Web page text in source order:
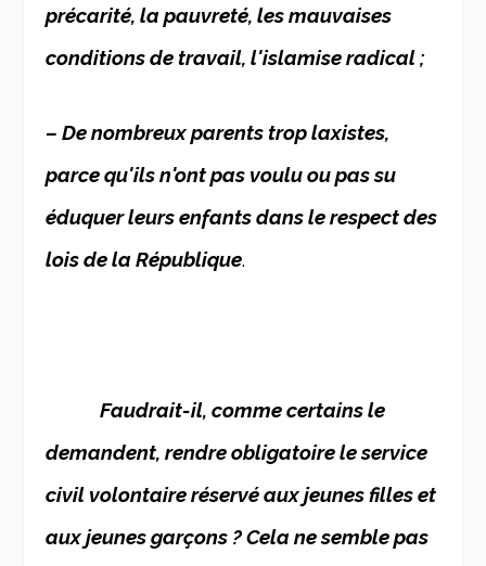
précarité, la pauvreté, les mauvaises
conditions de travail, l'islamise radical ;
– De nombreux parents trop laxistes,
parce qu'ils n'ont pas voulu ou pas su
éduquer leurs enfants dans le respect des
lois de la République.
Faudrait-il, comme certains le
demandent, rendre obligatoire le service
civil volontaire réservé aux jeunes filles et
aux jeunes garçons ? Cela ne semble pas